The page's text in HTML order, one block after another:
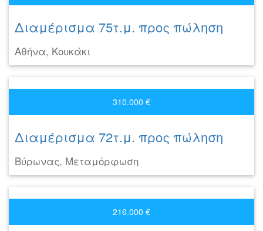
Διαμέρισμα 75τ.μ. προς πώληση
Αθήνα, Κουκάκι
310.000 €
Διαμέρισμα 72τ.μ. προς πώληση
Βύρωνας, Μεταμόρφωση
216.000 €